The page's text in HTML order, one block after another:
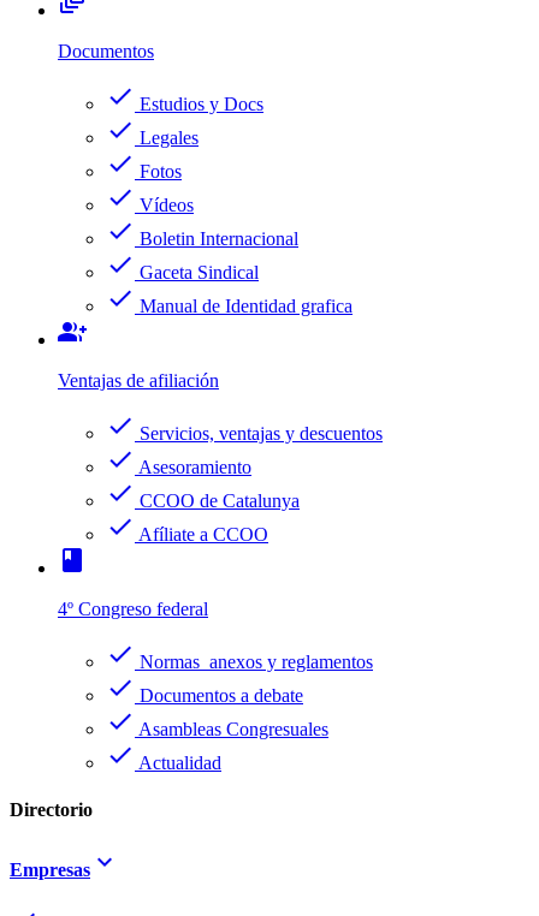
Documentos
check Estudios y Docs
check Legales
check Fotos
check Vídeos
check Boletin Internacional
check Gaceta Sindical
check Manual de Identidad grafica
group_add
Ventajas de afiliación
check Servicios, ventajas y descuentos
check Asesoramiento
check CCOO de Catalunya
check Afíliate a CCOO
book
4º Congreso federal
check Normas anexos y reglamentos
check Documentos a debate
check Asambleas Congresuales
check Actualidad
Directorio
Empresas keyboard_arrow_down